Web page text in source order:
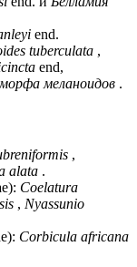
end.
tuberculata ,
end,
меланоидов .
,
alata .
Coelatura
, Nyassunio
Corbicula africana